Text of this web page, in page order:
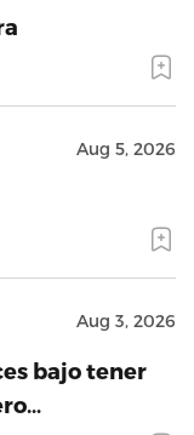
Aug 5, 2026
Aug 3, 2026
bajo tener